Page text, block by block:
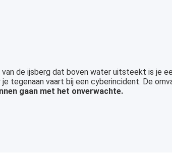
de ijsberg dat boven water uitsteekt is je
je tegenaan vaart bij een cyberincident. De
gaan met het onverwachte.